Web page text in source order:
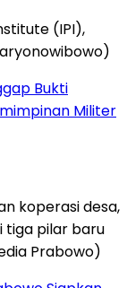
Bukti
Militer